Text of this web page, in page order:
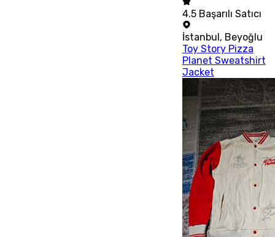
4.5 Başarılı Satıcı
İstanbul, Beyoğlu
Toy Story Pizza
Planet Sweatshirt
Jacket